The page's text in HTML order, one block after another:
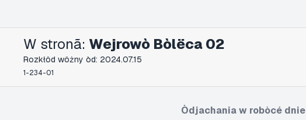
W stronã: Wejrowò Bòlëca 02
Rozkłôd wôżny òd: 2024.07.15
1-234-01
Òdjachania w robòcé dnie